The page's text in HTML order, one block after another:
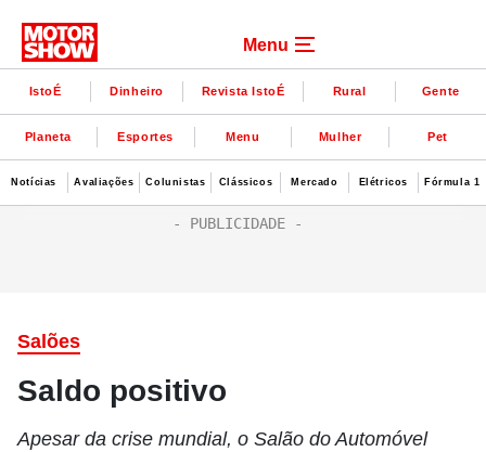
Menu
IstoÉ Dinheiro Revista IstoÉ Rural Gente
Planeta Esportes Menu Mulher Pet
Notícias Avaliações Colunistas Clássicos Mercado Elétricos Fórmula 1
Salões
Saldo positivo
Apesar da crise mundial, o Salão do Automóvel